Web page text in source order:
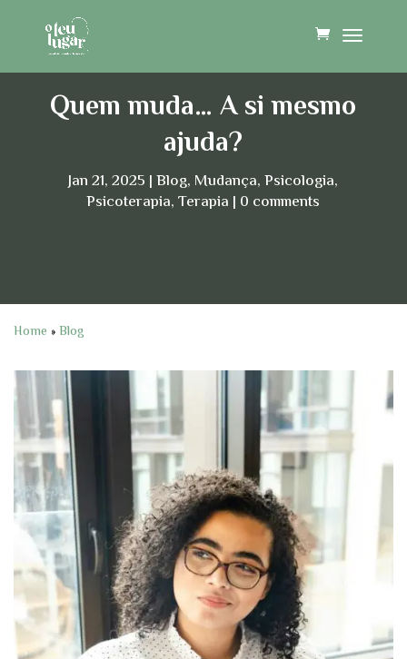
Quem muda… A si mesmo
ajuda?
Jan 21, 2025 Blog, Mudança,Psicologia,
Psicoterapia,Terapia 0 comments
Home »Blog